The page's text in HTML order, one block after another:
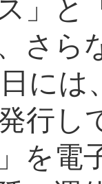
さら
に
行し
を電